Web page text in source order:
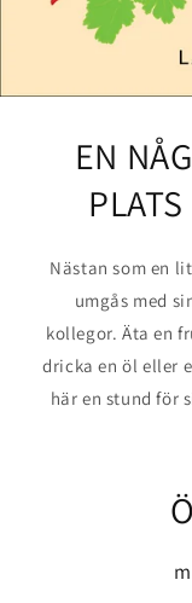
EN
Nästan som en
umgås med
kollegor. Äta en
dricka en öl eller
här en stund för